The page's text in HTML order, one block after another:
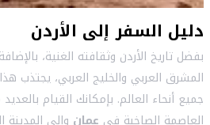
دليل السفر إلى الأردن
بفضل تاريخ الأردن وثقافته الغنية،
المشرق العربي والخليج العربي، يجتذب
جميع أنحاء العالم. بإمكانك القيام
العاصمة الصاخبة في عمان وإلى المدينة